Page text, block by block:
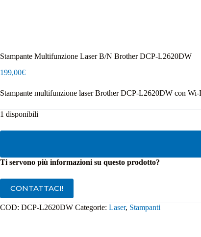
Stampante Multifunzione Laser B/N Brother DCP-L2620DW
199,00€
Stampante multifunzione laser Brother DCP-L2620DW con
1 disponibili
Ti servono più informazioni su questo prodotto?
CONTATTACI!
COD: DCP-L2620DW Categorie: Laser, Stampanti